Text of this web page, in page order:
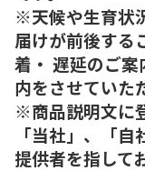
※天候や生育状
届けが前後する
着・ 遅延のご
内をさせていた
※商品説明文に
「当社」、「
提供者を指して